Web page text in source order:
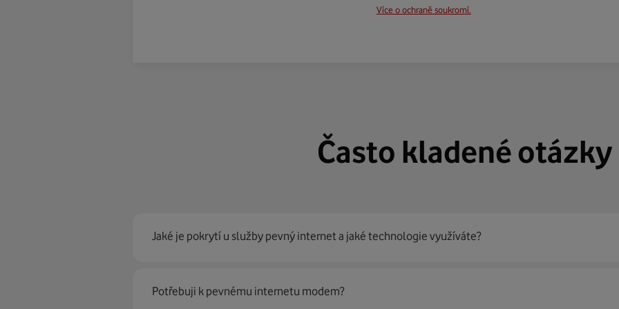
Více o ochraně soukromí.
Často kladené otázky
Jaké je pokrytí u služby pevný internet a jaké technologie využíváte?
Pevný internet můžeme nabídnout99 % českých domácností
prostřednictvím několika
Potřebuji k pevnému internetu modem?